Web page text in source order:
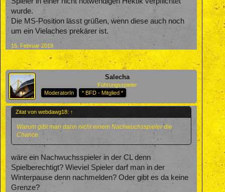
wurde.
Die MS-Position lässt grüßen, wenn diese auch noch
um ein Vielaches prekärer ist.
15. Februar 2019
Salecha
Führungsspieler
ModeratorIn
* BFD - Mitglied *
Zitat von webdawg18: ↑
Warum gibt man dann nicht einem Nachwuchsspieler die
Chance.
wäre ein Nachwuchsspieler in der CL denn
Spielberechtigt? Wieviel Spieler darf man in der
Winterpause denn nachmelden? Oder gibt es da keine
Grenze?